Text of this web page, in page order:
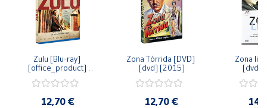
Zulu [Blu-ray]
[office_product]
12,70 €
Zona Tórrida [DVD]
[dvd] [2015]
12,70 €
Zona
[dvd]